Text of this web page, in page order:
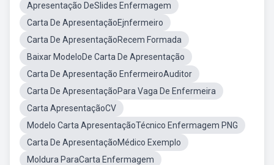
Apresentação DeSlides Enfermagem
Carta De ApresentaçãoEjnfermeiro
Carta De ApresentaçãoRecem Formada
Baixar ModeloDe Carta De Apresentação
Carta De Apresentação EnfermeiroAuditor
Carta De ApresentaçãoPara Vaga De Enfermeira
Carta ApresentaçãoCV
Modelo Carta ApresentaçãoTécnico Enfermagem PNG
Carta De ApresentaçãoMédico Exemplo
Moldura ParaCarta Enfermagem